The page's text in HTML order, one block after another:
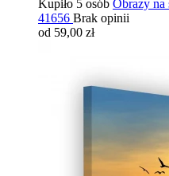
Kupiło 5 osób Obrazy na
41656 Brak opinii
od 59,00 zł